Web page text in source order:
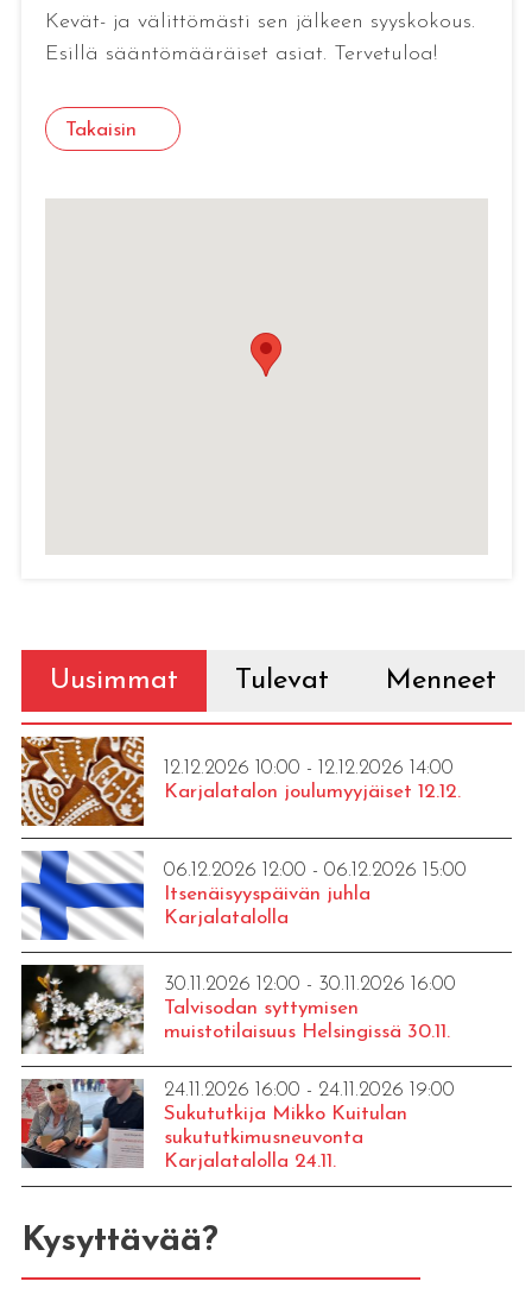
Kevät- ja välittömästi sen jälkeen syyskokous.
Esillä sääntömääräiset asiat. Tervetuloa!
Takaisin
Uusimmat Tulevat Menneet
12.12.2026 10:00 - 12.12.2026 14:00
Karjalatalon joulumyyjäiset 12.12.
06.12.2026 12:00 - 06.12.2026 15:00
Itsenäisyyspäivän juhla
Karjalatalolla
30.11.2026 12:00 - 30.11.2026 16:00
Talvisodan syttymisen
muistotilaisuus Helsingissä 30.11.
24.11.2026 16:00 - 24.11.2026 19:00
Sukututkija Mikko Kuitulan
sukututkimusneuvonta
Karjalatalolla 24.11.
Kysyttävää?